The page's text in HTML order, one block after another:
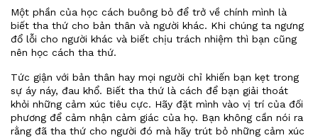
Một phần của học cách buông bỏ để trở về chính mình là
biết tha thứ cho bản thân và người khác. Khi chúng ta ngưng
đổ lỗi cho người khác và biết chịu trách nhiệm thì bạn cũng
nên học cách tha thứ.
Tức giận với bản thân hay mọi người chỉ khiến bạn kẹt trong
sự áy náy, đau khổ. Biết tha thứ là cách để bạn giải thoát
khỏi những cảm xúc tiêu cực. Hãy đặt mình vào vị trí của đối
phương để cảm nhận cảm giác của họ. Bạn không cần nói ra
rằng đã tha thứ cho người đó mà hãy trút bỏ những cảm xúc